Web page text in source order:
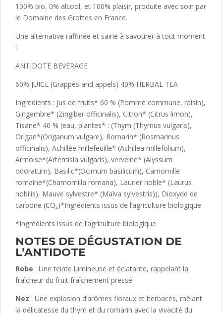
100% bio, 0% alcool, et 100% plaisir, produite avec soin par
le Domaine des Grottes en France.
Une alternative raffinée et saine à savourer à tout moment
!
ANTIDOTE BEVERAGE
60% JUICE (Grappes and appels) 40% HERBAL TEA
Ingredients : Jus de fruits* 60 % (Pomme commune, raisin),
Gingembre* (Zingiber officinalis), Citron* (Citrus limon),
Tisane* 40 % (eau, plantes* : (Thym (Thymus vulgaris),
Origan*(Origanum vulgare), Romarin* (Rosmarinus
officinalis), Achillée millefeuille* (Achillea millefolium),
Armoise*(Artemisia vulgaris), verveine* (Alyssum
odoratum), Basilic*(Ocimum basilicum), Camomille
romaine*(Chamomilla romana), Laurier noble* (Laurus
nobilis), Mauve sylvestre* (Malva sylvestris)), Dioxyde de
carbone (CO₂)*Ingrédients issus de l’agriculture biologique
*Ingrédients issus de l’agriculture biologique
NOTES DE DÉGUSTATION DE
L’ANTIDOTE
Robe : Une teinte lumineuse et éclatante, rappelant la
fraîcheur du fruit fraîchement pressé.
Nez : Une explosion d’arômes floraux et herbacés, mêlant
la délicatesse du thym et du romarin avec la vivacité du